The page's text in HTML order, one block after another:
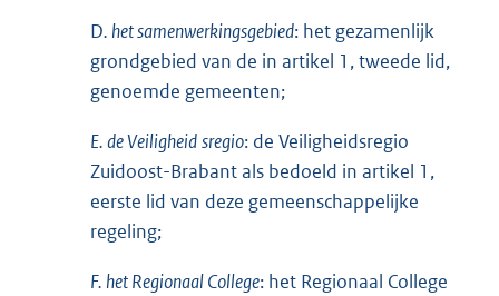
D. het samenwerkingsgebied: het gezamenlijk
grondgebied van de in artikel 1, tweede lid,
genoemde gemeenten;
E. deVeiligheidsregio: de Veiligheidsregio
Zuidoost-Brabant als bedoeld in artikel 1,
eerste lid van deze gemeenschappelijke
regeling;
F. het Regionaal College: het Regionaal College